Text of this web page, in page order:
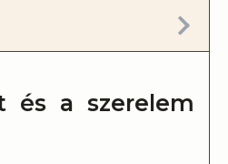
és a szerelem